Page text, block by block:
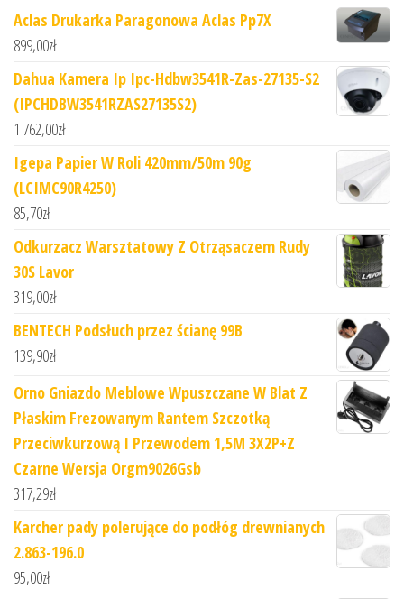
Aclas Drukarka Paragonowa Aclas Pp7X
899,00zł
Dahua Kamera Ip Ipc-Hdbw3541R-Zas-27135-S2
(IPCHDBW3541RZAS27135S2)
1 762,00zł
Igepa Papier W Roli 420mm/50m 90g
(LCIMC90R4250)
85,70zł
Odkurzacz Warsztatowy Z Otrząsaczem Rudy
30S Lavor
319,00zł
BENTECH Podsłuch przez ścianę 99B
139,90zł
Orno Gniazdo Meblowe Wpuszczane W Blat Z
Płaskim Frezowanym Rantem Szczotką
Przeciwkurzową I Przewodem 1,5M 3X2P+Z
Czarne Wersja Orgm9026Gsb
317,29zł
Karcher pady polerujące do podłóg drewnianych
2.863-196.0
95,00zł